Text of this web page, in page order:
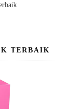
TERBAIK